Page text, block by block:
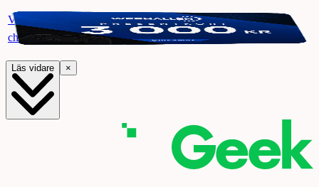
Vinn ett presentkort på Webhallen. Delta i vår giveaway för
chansen att vinna 3000 kr.
Läs vidare ×